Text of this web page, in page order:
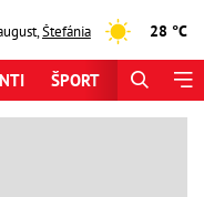
,Štefánia 28 °C
ŠPORT